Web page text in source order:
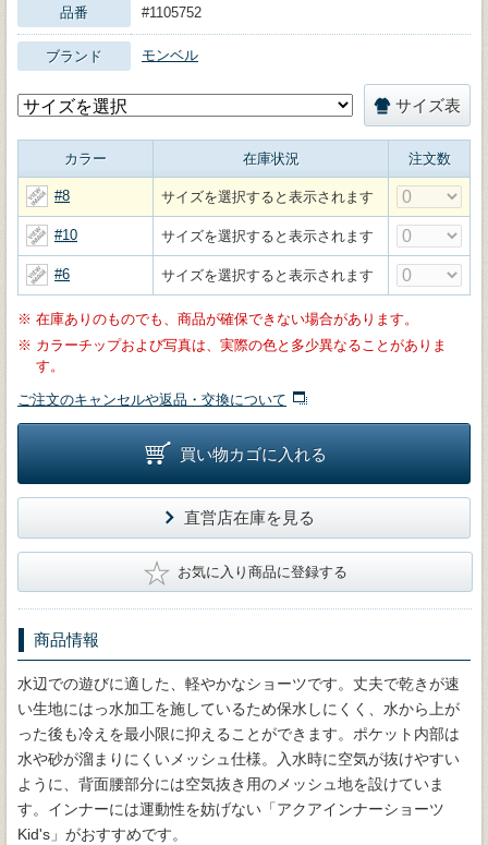
品番 #1105752
ブランド モンベル
サイズ表
カラー 在庫状況 注文数
#8 サイズを選択すると表示されます
#10 サイズを選択すると表示されます
#6 サイズを選択すると表示されます
※ 在庫ありのものでも、商品が確保できない場合があります。
※ カラーチップおよび写真は、実際の色と多少異なることがありま
す。
ご注文のキャンセルや返品・交換について
買い物カゴに入れる
直営店在庫を見る
★ お気に入り商品に登録する
商品情報
水辺での遊びに適した、軽やかなショーツです。丈夫で乾きが速
い生地にはっ水加工を施しているため保水しにくく、水から上が
った後も冷えを最小限に抑えることができます。ポケット内部は
水や砂が溜まりにくいメッシュ仕様。入水時に空気が抜けやすい
ように、背面腰部分には空気抜き用のメッシュ地を設けていま
す。インナーには運動性を妨げない「アクアインナーショーツ
Kid's」がおすすめです。